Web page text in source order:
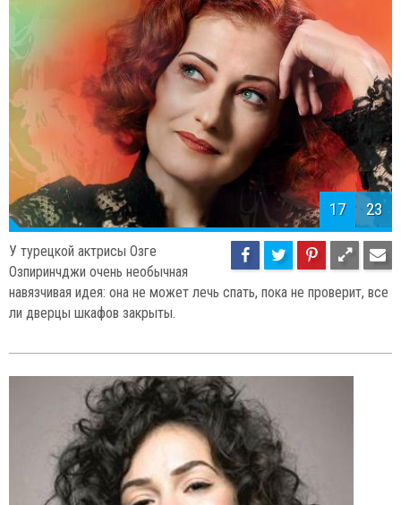
17 23
У турецкой актрисы Озге
Озпиринчджи очень необычная
навязчивая идея: она не может лечь спать, пока не проверит, все
ли дверцы шкафов закрыты.